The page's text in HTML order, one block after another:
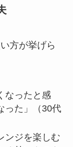
方が挙げら
なったと感
った」（30代
ンジを楽しむ